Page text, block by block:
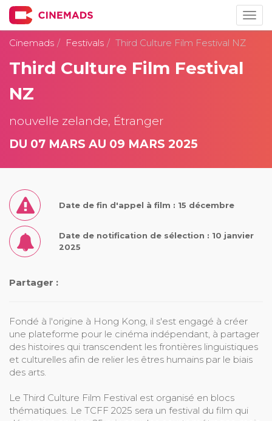
Cinemads
Festivals Third Culture Film Festival NZ
Third Culture Film Festival
NZ
nouvelle zelande, Étranger
DU 07 MARS AU 09 MARS 2025
Date de fin d'appel à film : 15 décembre
Date de notification de sélection : 10 janvier
2025
Partager :
Fondé à l'origine à Hong Kong, il s'est engagé à créer
une plateforme pour le cinéma indépendant, à partager
des histoires qui transcendent les frontières linguistiques
et culturelles afin de relier les êtres humains par le biais
des arts.
Le Third Culture Film Festival est organisé en blocs
thématiques. Le TCFF 2025 sera un festival du film qui